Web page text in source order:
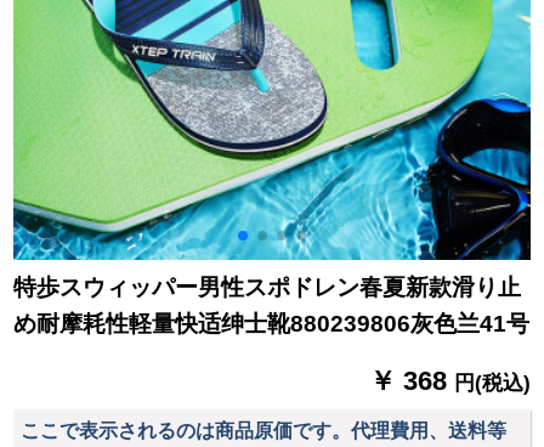
特歩スウィッパー男性スポドレン春夏新款滑り止
め耐摩耗性軽量快适绅士靴880239806灰色兰41号
￥ 368 円(税込)
ここで表示されるのは商品原価です。代理費用、送料等